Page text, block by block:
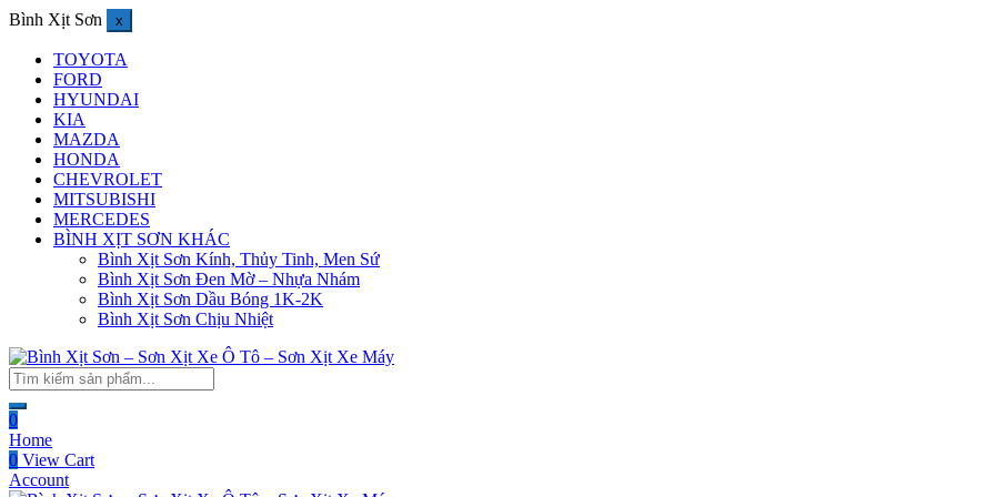
Bình Xịt Sơn x
TOYOTA
FORD
HYUNDAI
KIA
MAZDA
HONDA
CHEVROLET
MITSUBISHI
MERCEDES
BÌNH XỊT SƠN KHÁC
Bình Xịt Sơn Kính, Thủy Tinh, Men Sứ
Bình Xịt Sơn Đen Mờ – Nhựa Nhám
Bình Xịt Sơn Dầu Bóng 1K-2K
Bình Xịt Sơn Chịu Nhiệt
0
Home
0 View Cart
Account